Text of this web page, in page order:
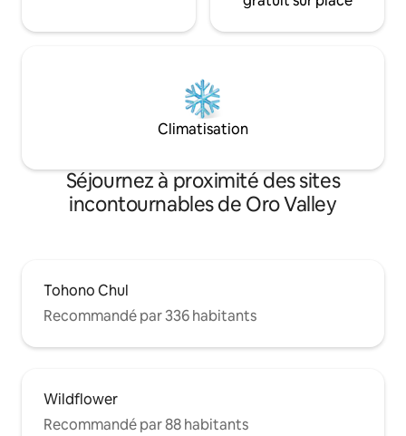
Climatisation
Séjournez à proximité des sites
incontournables de Oro Valley
Tohono Chul
Recommandé par 336 habitants
Wildflower
Recommandé par 88 habitants